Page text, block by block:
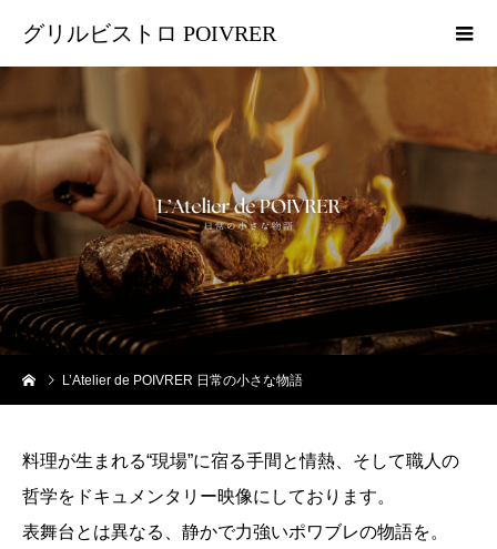
グリルビストロ POIVRER
L’Atelier de POIVRER 日常の小さな物語
料理が生まれる“現場”に宿る手間と情熱、そして職人の
哲学をドキュメンタリー映像にしております。
表舞台とは異なる、静かで力強いポワブレの物語を。